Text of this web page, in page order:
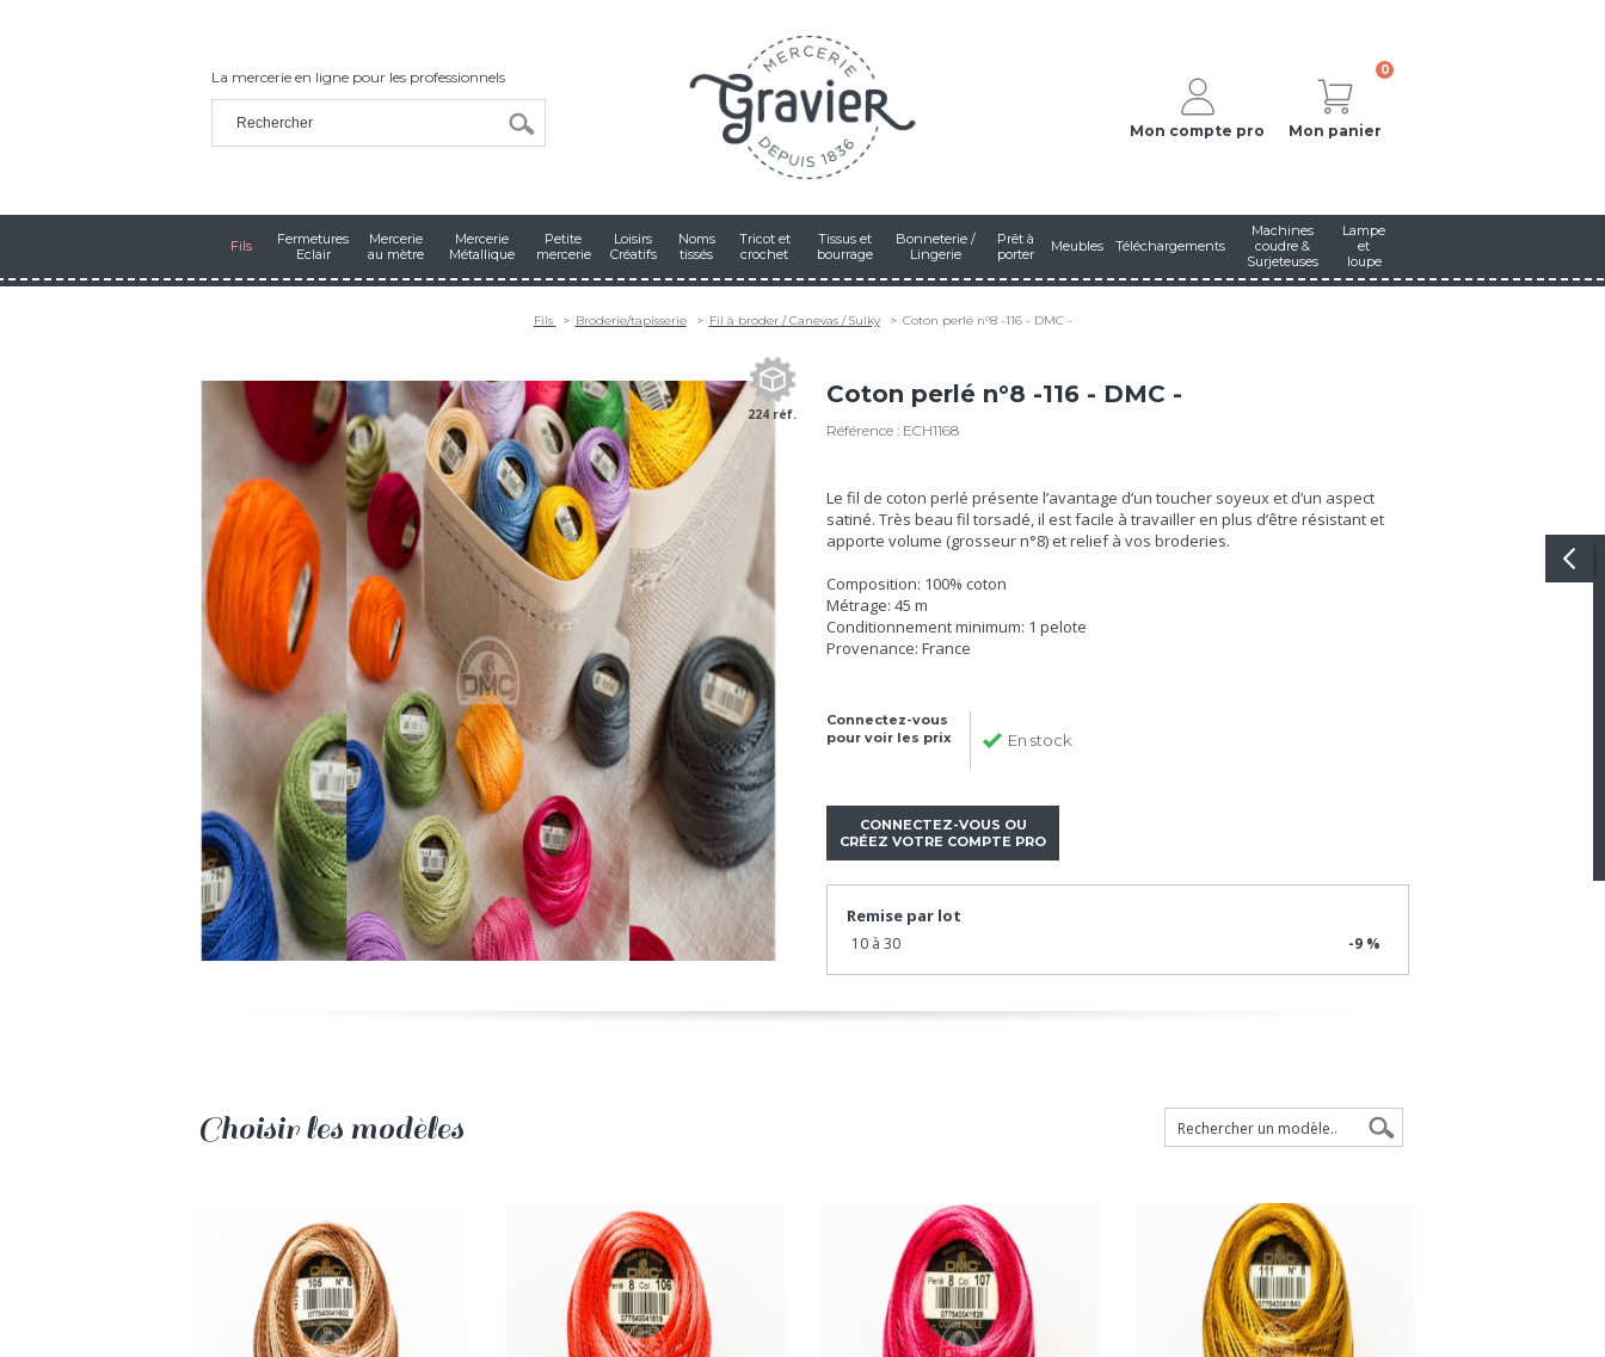
La mercerie en ligne pour les professionnels
Mon compte pro
0
Mon panier
Fils
Fermetures
Eclair
Mercerie
au mètre
Mercerie
Métallique
Petite
mercerie
Loisirs
Créatifs
Noms
tissés
Tricot et
crochet
Tissus et
bourrage
Bonneterie /
Lingerie
Prêt à
porter
Meubles Téléchargements
Machines
coudre &
Surjeteuses
Lampe
et
loupe
Fils Broderie/tapisserie Fil à broder / Canevas / Sulky Coton perlé n°8 -116 - DMC -
224 réf.
Coton perlé n°8 -116 - DMC -
Référence : ECH1168
Le fil de coton perlé présente l’avantage d’un toucher soyeux et d’un aspect
satiné. Très beau fil torsadé, il est facile à travailler en plus d’être résistant et
apporte volume (grosseur n°8) et relief à vos broderies.
Composition: 100% coton
Métrage: 45 m
Conditionnement minimum: 1 pelote
Provenance: France
Connectez-vous
pour voir les prix
En stock
CONNECTEZ-VOUS OU
CRÉEZ VOTRE COMPTE PRO
Remise par lot
10 à 30 -9 %
Choisir les modèles